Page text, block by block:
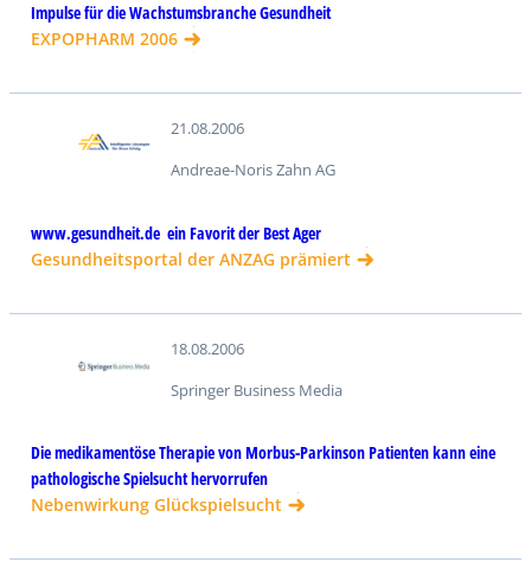
Impulse für die Wachstumsbranche Gesundheit
EXPOPHARM 2006
21.08.2006
Andreae-Noris Zahn AG
www.gesundheit.de  ein Favorit der Best Ager
Gesundheitsportal der ANZAG prämiert
18.08.2006
Springer Business Media
Die medikamentöse Therapie von Morbus-Parkinson Patienten kann eine
pathologische Spielsucht hervorrufen
Nebenwirkung Glückspielsucht